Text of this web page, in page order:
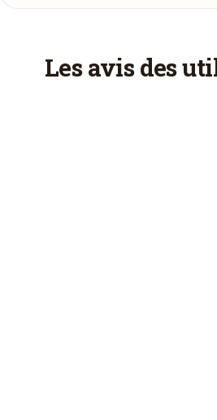
À emporter
Les avis des